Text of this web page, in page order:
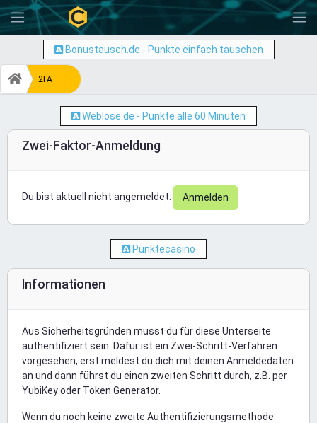
-
Bonustausch.de - Punkte einfach tauschen
2FA
Weblose.de - Punkte alle 60 Minuten
Zwei-Faktor-Anmeldung
Du bist aktuell nicht angemeldet. Anmelden
Punktecasino
Informationen
Aus Sicherheitsgründen musst du für diese Unterseite
authentifiziert sein. Dafür ist ein Zwei-Schritt-Verfahren
vorgesehen, erst meldest du dich mit deinen Anmeldedaten
an und dann führst du einen zweiten Schritt durch, z.B. per
YubiKey oder Token Generator.
Wenn du noch keine zweite Authentifizierungsmethode